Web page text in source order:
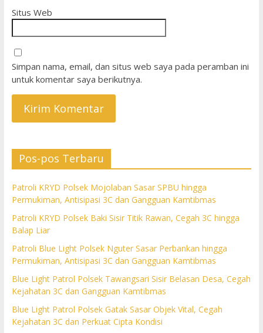
Situs Web
Simpan nama, email, dan situs web saya pada peramban ini
untuk komentar saya berikutnya.
Pos-pos Terbaru
Patroli KRYD Polsek Mojolaban Sasar SPBU hingga
Permukiman, Antisipasi 3C dan Gangguan Kamtibmas
Patroli KRYD Polsek Baki Sisir Titik Rawan, Cegah 3C hingga
Balap Liar
Patroli Blue Light Polsek Nguter Sasar Perbankan hingga
Permukiman, Antisipasi 3C dan Gangguan Kamtibmas
Blue Light Patrol Polsek Tawangsari Sisir Belasan Desa, Cegah
Kejahatan 3C dan Gangguan Kamtibmas
Blue Light Patrol Polsek Gatak Sasar Objek Vital, Cegah
Kejahatan 3C dan Perkuat Cipta Kondisi